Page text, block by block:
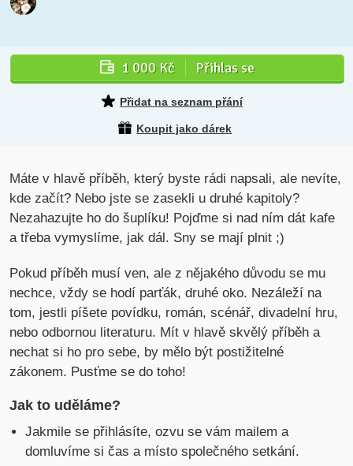
1 000 Kč Přihlas se
Přidat na seznam přání
Koupit jako dárek
Máte v hlavě příběh, který byste rádi napsali, ale nevíte,
kde začít? Nebo jste se zasekli u druhé kapitoly?
Nezahazujte ho do šuplíku! Pojďme si nad ním dát kafe
a třeba vymyslíme, jak dál. Sny se mají plnit ;)
Pokud příběh musí ven, ale z nějakého důvodu se mu
nechce, vždy se hodí parťák, druhé oko. Nezáleží na
tom, jestli píšete povídku, román, scénář, divadelní hru,
nebo odbornou literaturu. Mít v hlavě skvělý příběh a
nechat si ho pro sebe, by mělo být postižitelné
zákonem. Pusťme se do toho!
Jak to uděláme?
Jakmile se přihlásíte, ozvu se vám mailem a
domluvíme si čas a místo společného setkání.